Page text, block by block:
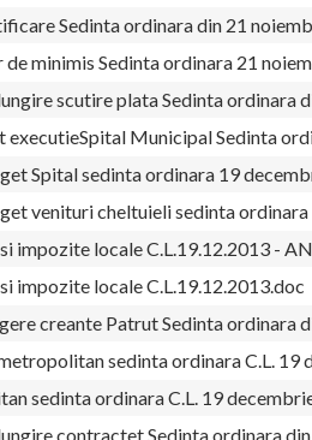
Sedinta ordinara din 21
de minimis Sedinta ordinara 21
scutire plata Sedinta ordinara
executieSpital Municipal Sedinta
Spital sedinta ordinara 19
venituri cheltuieli sedinta
impozite locale C.L.19.12.2013 -
impozite locale C.L.19.12.2013.doc
creante Patrut Sedinta ordinara
sedinta ordinara C.L. 19
sedinta ordinara C.L. 19
contractet Sedinta ordinara